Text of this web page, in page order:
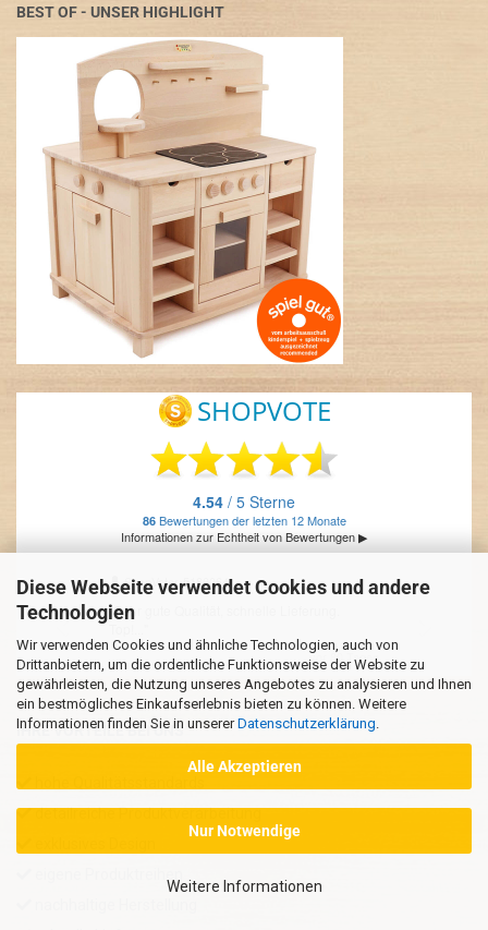
Diese Webseite verwendet Cookies und andere
Technologien
Wir verwenden Cookies und ähnliche Technologien, auch von
Drittanbietern, um die ordentliche Funktionsweise der Website zu
gewährleisten, die Nutzung unseres Angebotes zu analysieren und Ihnen
ein bestmögliches Einkaufserlebnis bieten zu können. Weitere
Informationen finden Sie in unsererDatenschutzerklärung
Alle Akzeptieren
Nur Notwendige
Weitere Informationen
BEST OF - UNSER HIGHLIGHT
IHRE VORTEILE BEI UNS
detailreiche Produktverarbeitung